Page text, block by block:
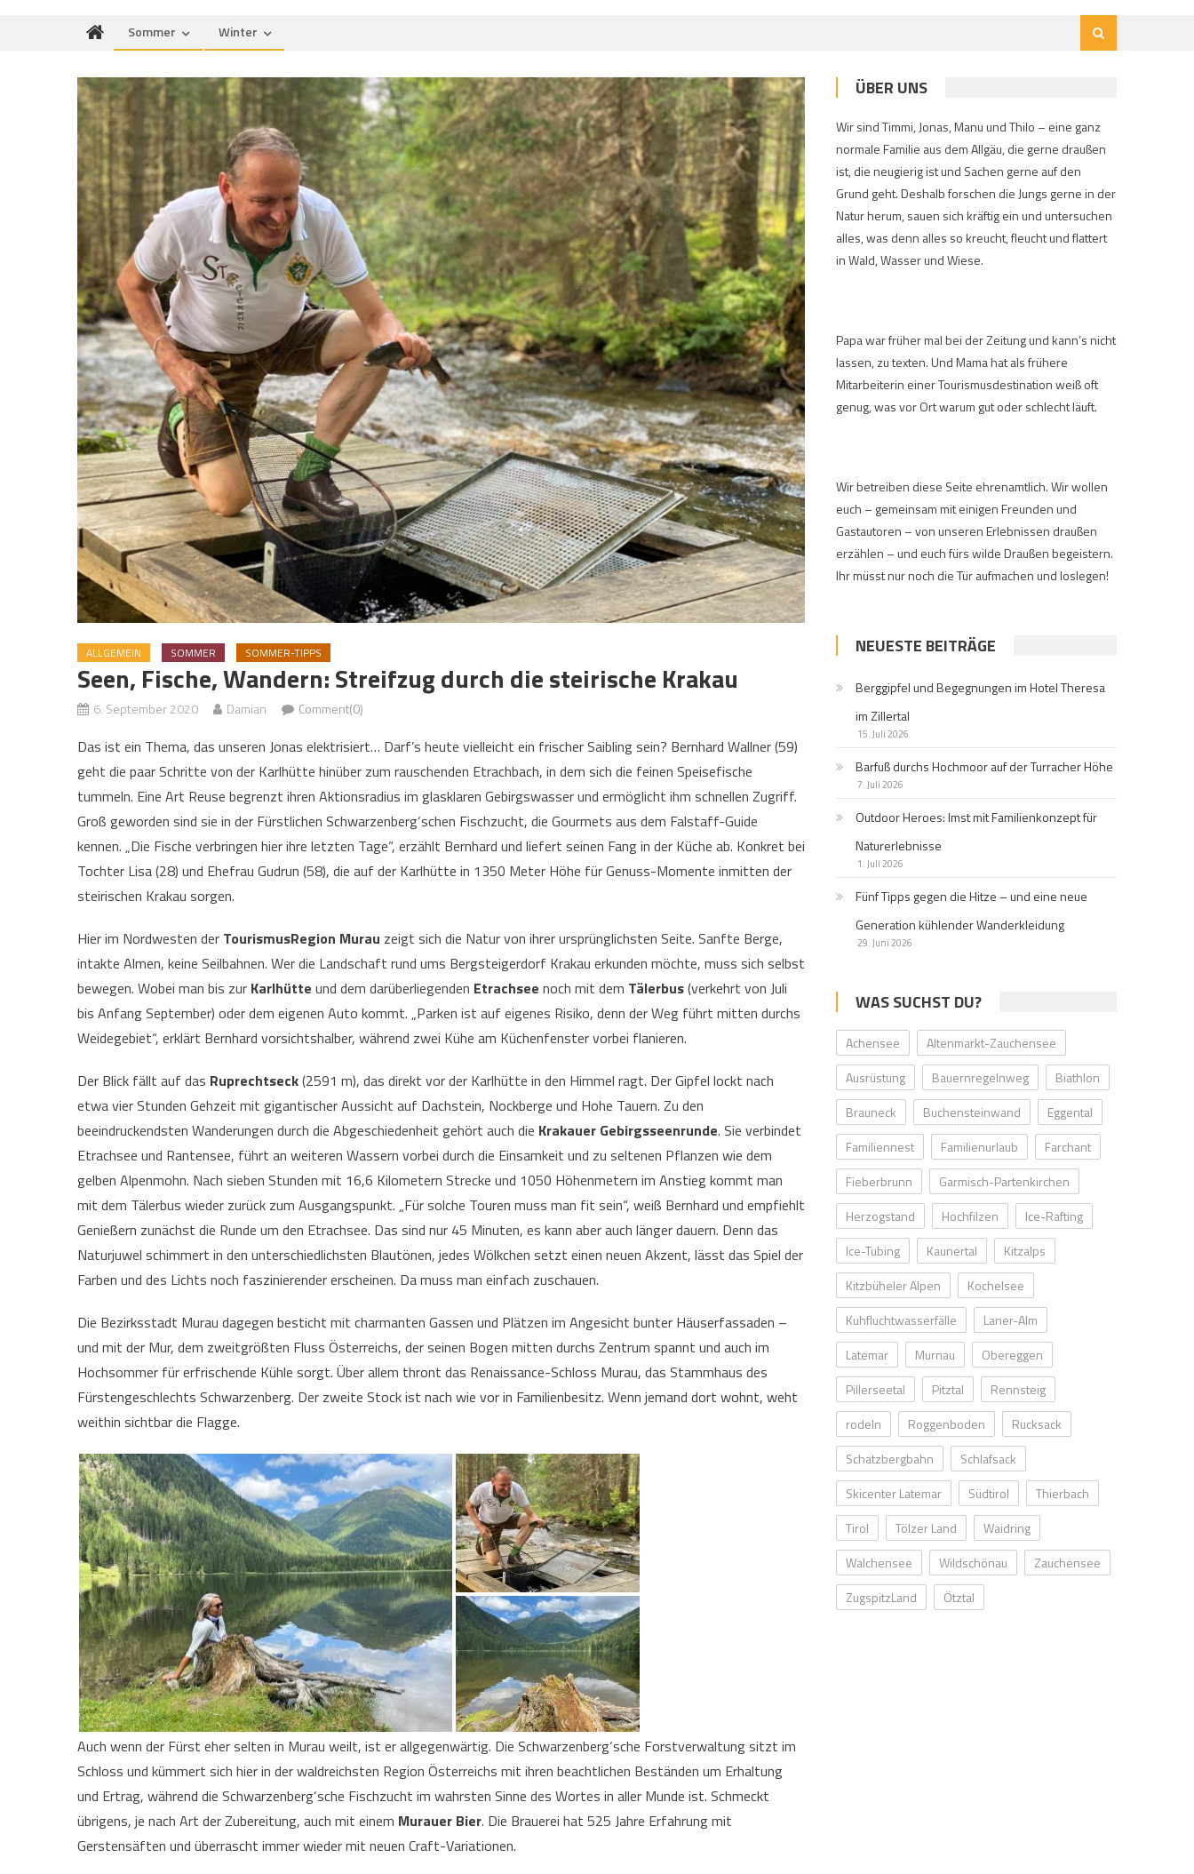
Sommer Winter
ALLGEMEIN SOMMER SOMMER-TIPPS
Seen, Fische, Wandern: Streifzug durch die steirische Krakau
6. September 2020 Damian Comment(0)
Das ist ein Thema, das unseren Jonas elektrisiert… Darf’s heute vielleicht ein frischer Saibling sein? Bernhard Wallner (59)
geht die paar Schritte von der Karlhütte hinüber zum rauschenden Etrachbach, in dem sich die feinen Speisefische
tummeln. Eine Art Reuse begrenzt ihren Aktionsradius im glasklaren Gebirgswasser und ermöglicht ihm schnellen Zugriff.
Groß geworden sind sie in der Fürstlichen Schwarzenberg‘schen Fischzucht, die Gourmets aus dem Falstaff-Guide
kennen. „Die Fische verbringen hier ihre letzten Tage“, erzählt Bernhard und liefert seinen Fang in der Küche ab. Konkret bei
Tochter Lisa (28) und Ehefrau Gudrun (58), die auf der Karlhütte in 1350 Meter Höhe für Genuss-Momente inmitten der
steirischen Krakau sorgen.
Hier im Nordwesten der TourismusRegion Murau zeigt sich die Natur von ihrer ursprünglichsten Seite. Sanfte Berge,
intakte Almen, keine Seilbahnen. Wer die Landschaft rund ums Bergsteigerdorf Krakau erkunden möchte, muss sich selbst
bewegen. Wobei man bis zur Karlhütte und dem darüberliegenden Etrachsee noch mit dem Tälerbus(verkehrt von Juli
bis Anfang September) oder dem eigenen Auto kommt. „Parken ist auf eigenes Risiko, denn der Weg führt mitten durchs
Weidegebiet“, erklärt Bernhard vorsichtshalber, während zwei Kühe am Küchenfenster vorbei flanieren.
Der Blick fällt auf das Ruprechtseck(2591 m), das direkt vor der Karlhütte in den Himmel ragt. Der Gipfel lockt nach
etwa vier Stunden Gehzeit mit gigantischer Aussicht auf Dachstein, Nockberge und Hohe Tauern. Zu den
beeindruckendsten Wanderungen durch die Abgeschiedenheit gehört auch die Krakauer Gebirgsseenrunde. Sie verbindet
Etrachsee und Rantensee, führt an weiteren Wassern vorbei durch die Einsamkeit und zu seltenen Pflanzen wie dem
gelben Alpenmohn. Nach sieben Stunden mit 16,6 Kilometern Strecke und 1050 Höhenmetern im Anstieg kommt man
mit dem Tälerbus wieder zurück zum Ausgangspunkt. „Für solche Touren muss man fit sein“, weiß Bernhard und empfiehlt
Genießern zunächst die Runde um den Etrachsee. Das sind nur 45 Minuten, es kann aber auch länger dauern. Denn das
Naturjuwel schimmert in den unterschiedlichsten Blautönen, jedes Wölkchen setzt einen neuen Akzent, lässt das Spiel der
Farben und des Lichts noch faszinierender erscheinen. Da muss man einfach zuschauen.
Die Bezirksstadt Murau dagegen besticht mit charmanten Gassen und Plätzen im Angesicht bunter Häuserfassaden –
und mit der Mur, dem zweitgrößten Fluss Österreichs, der seinen Bogen mitten durchs Zentrum spannt und auch im
Hochsommer für erfrischende Kühle sorgt. Über allem thront das Renaissance-Schloss Murau, das Stammhaus des
Fürstengeschlechts Schwarzenberg. Der zweite Stock ist nach wie vor in Familienbesitz. Wenn jemand dort wohnt, weht
weithin sichtbar die Flagge.
Auch wenn der Fürst eher selten in Murau weilt, ist er allgegenwärtig. Die Schwarzenberg‘sche Forstverwaltung sitzt im
Schloss und kümmert sich hier in der waldreichsten Region Österreichs mit ihren beachtlichen Beständen um Erhaltung
und Ertrag, während die Schwarzenberg‘sche Fischzucht im wahrsten Sinne des Wortes in aller Munde ist. Schmeckt
übrigens, je nach Art der Zubereitung, auch mit einem Murauer Bier. Die Brauerei hat 525 Jahre Erfahrung mit
Gerstensäften und überrascht immer wieder mit neuen Craft-Variationen.
ÜBER UNS
Wir sind Timmi, Jonas, Manu und Thilo – eine ganz
normale Familie aus dem Allgäu, die gerne draußen
ist, die neugierig ist und Sachen gerne auf den
Grund geht. Deshalb forschen die Jungs gerne in der
Natur herum, sauen sich kräftig ein und untersuchen
alles, was denn alles so kreucht, fleucht und flattert
in Wald, Wasser und Wiese.
Papa war früher mal bei der Zeitung und kann’s nicht
lassen, zu texten. Und Mama hat als frühere
Mitarbeiterin einer Tourismusdestination weiß oft
genug, was vor Ort warum gut oder schlecht läuft.
Wir betreiben diese Seite ehrenamtlich. Wir wollen
euch – gemeinsam mit einigen Freunden und
Gastautoren – von unseren Erlebnissen draußen
erzählen – und euch fürs wilde Draußen begeistern.
Ihr müsst nur noch die Tür aufmachen und loslegen!
NEUESTE BEITRÄGE
Berggipfel und Begegnungen im Hotel Theresa
im Zillertal
15. Juli 2026
Barfuß durchs Hochmoor auf der Turracher Höhe
7. Juli 2026
Outdoor Heroes: Imst mit Familienkonzept für
Naturerlebnisse
1. Juli 2026
Fünf Tipps gegen die Hitze – und eine neue
Generation kühlender Wanderkleidung
29. Juni 2026
WAS SUCHST DU?
Achensee
Altenmarkt-Zauchensee
Ausrüstung
Bauernregelnweg
Biathlon
Brauneck
Buchensteinwand
Eggental
Familiennest
Familienurlaub
Farchant
Fieberbrunn
Garmisch-Partenkirchen
Herzogstand
Hochfilzen
Ice-Rafting
Ice-Tubing
Kaunertal
Kitzalps
Kitzbüheler Alpen
Kochelsee
Kuhfluchtwasserfälle
Laner-Alm
Latemar
Murnau
Obereggen
Pillerseetal
Pitztal
Rennsteig
rodeln
Roggenboden
Rucksack
Schatzbergbahn
Schlafsack
Skicenter Latemar
Südtirol
Thierbach
Tirol
Tölzer Land
Waidring
Walchensee
Wildschönau
Zauchensee
ZugspitzLand
Ötztal